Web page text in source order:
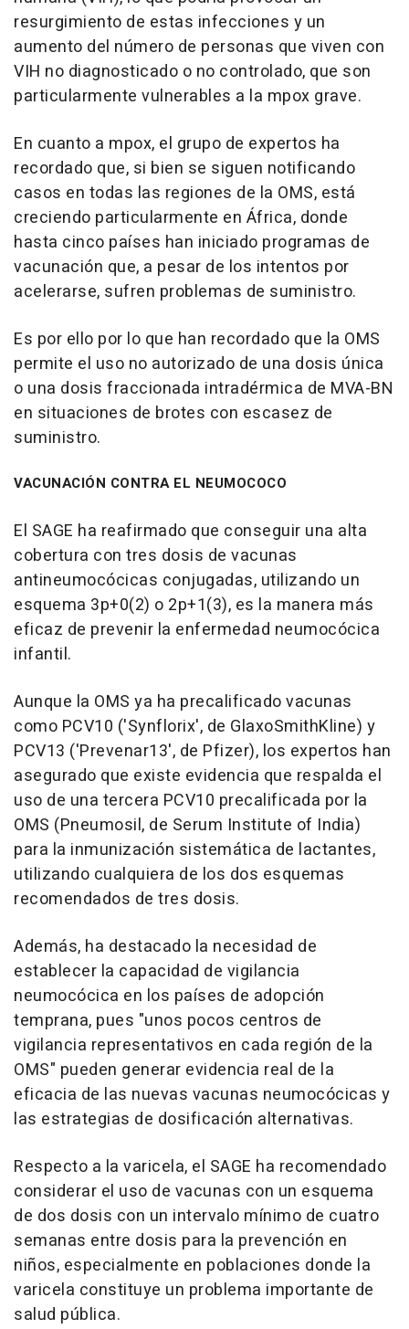
resurgimiento de estas infecciones y un
aumento del número de personas que viven con
VIH no diagnosticado o no controlado, que son
particularmente vulnerables a la mpox grave.
En cuanto a mpox, el grupo de expertos ha
recordado que, si bien se siguen notificando
casos en todas las regiones de la OMS, está
creciendo particularmente en África, donde
hasta cinco países han iniciado programas de
vacunación que, a pesar de los intentos por
acelerarse, sufren problemas de suministro.
Es por ello por lo que han recordado que la OMS
permite el uso no autorizado de una dosis única
o una dosis fraccionada intradérmica de MVA-BN
en situaciones de brotes con escasez de
suministro.
VACUNACIÓN CONTRA EL NEUMOCOCO
El SAGE ha reafirmado que conseguir una alta
cobertura con tres dosis de vacunas
antineumocócicas conjugadas, utilizando un
esquema 3p+0(2) o 2p+1(3), es la manera más
eficaz de prevenir la enfermedad neumocócica
infantil.
Aunque la OMS ya ha precalificado vacunas
como PCV10 ('Synflorix', de GlaxoSmithKline) y
PCV13 ('Prevenar13', de Pfizer), los expertos han
asegurado que existe evidencia que respalda el
uso de una tercera PCV10 precalificada por la
OMS (Pneumosil, de Serum Institute of India)
para la inmunización sistemática de lactantes,
utilizando cualquiera de los dos esquemas
recomendados de tres dosis.
Además, ha destacado la necesidad de
establecer la capacidad de vigilancia
neumocócica en los países de adopción
temprana, pues "unos pocos centros de
vigilancia representativos en cada región de la
OMS" pueden generar evidencia real de la
eficacia de las nuevas vacunas neumocócicas y
las estrategias de dosificación alternativas.
Respecto a la varicela, el SAGE ha recomendado
considerar el uso de vacunas con un esquema
de dos dosis con un intervalo mínimo de cuatro
semanas entre dosis para la prevención en
niños, especialmente en poblaciones donde la
varicela constituye un problema importante de
salud pública.